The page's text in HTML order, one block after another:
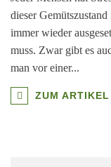
dieser
immer wieder
muss. Zwar gibt es
man vor einer...
ZUM ARTIKEL